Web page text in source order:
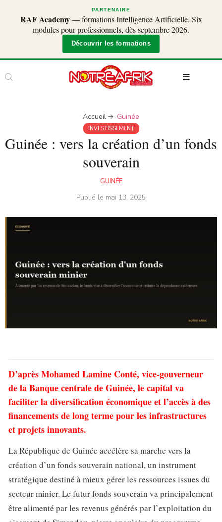
PARTENAIRE
RAF Academy— formations Intelligence Artificielle. Six
modules pour professionnels, dès septembre 2026.
Découvrir les formations
Accueil Guinée
INVESTISSEMENT
Guinée : vers la création d’un fonds
souverain
GUINÉE
Publié le mai 13, 2025
D’après Mohamed Lamine Conté, vice-gouverneur
de la Banque centrale de Guinée, le capital va
faciliter la diversification économique et l’accès à des
financements de long terme pour les infrastructures
et projets innovants.
La République de Guinée accélère sa marche vers la
création d’un fonds souverain national, un instrument
stratégique destiné à mieux gérer les ressources issues du
secteur minier. Le futur fonds souverain va principalement
être alimenté par les revenus générés par l’exploitation du